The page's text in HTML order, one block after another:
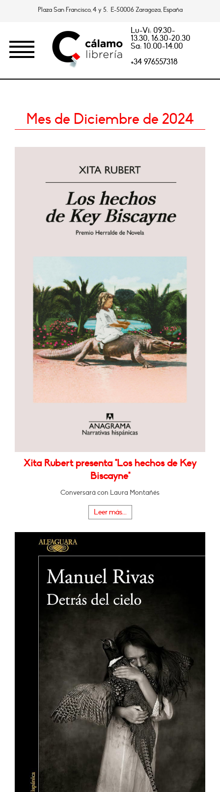
Plaza San Francisco, 4 y 5. E-50006 Zaragoza, España
Lu-Vi: 09.30-
13.30, 16.30-20.30
Sa: 10.00-14.00
+34 976557318
Mes de Diciembre de 2024
Xita Rubert presenta "Los hechos de Key
Biscayne"
Conversará con Laura Montañés
Leer más...